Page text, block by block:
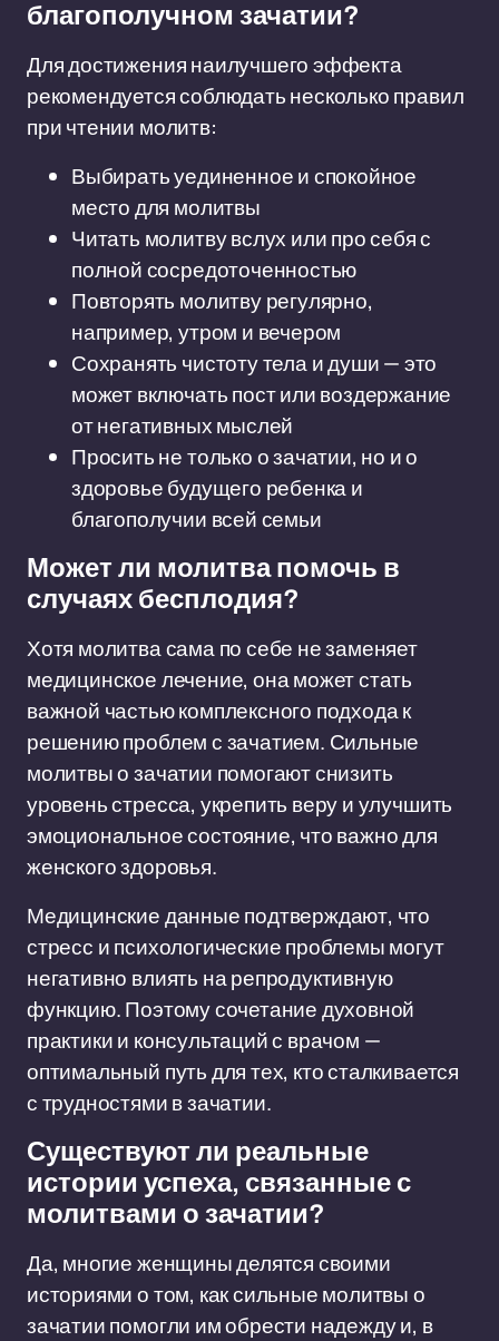
благополучном зачатии?
Для достижения наилучшего эффекта
рекомендуется соблюдать несколько правил
при чтении молитв:
Выбирать уединенное и спокойное
место для молитвы
Читать молитву вслух или про себя с
полной сосредоточенностью
Повторять молитву регулярно,
например, утром и вечером
Сохранять чистоту тела и души — это
может включать пост или воздержание
от негативных мыслей
Просить не только о зачатии, но и о
здоровье будущего ребенка и
благополучии всей семьи
Может ли молитва помочь в
случаях бесплодия?
Хотя молитва сама по себе не заменяет
медицинское лечение, она может стать
важной частью комплексного подхода к
решению проблем с зачатием. Сильные
молитвы о зачатии помогают снизить
уровень стресса, укрепить веру и улучшить
эмоциональное состояние, что важно для
женского здоровья.
Медицинские данные подтверждают, что
стресс и психологические проблемы могут
негативно влиять на репродуктивную
функцию. Поэтому сочетание духовной
практики и консультаций с врачом —
оптимальный путь для тех, кто сталкивается
с трудностями в зачатии.
Существуют ли реальные
истории успеха, связанные с
молитвами о зачатии?
Да, многие женщины делятся своими
историями о том, как сильные молитвы о
зачатии помогли им обрести надежду и, в